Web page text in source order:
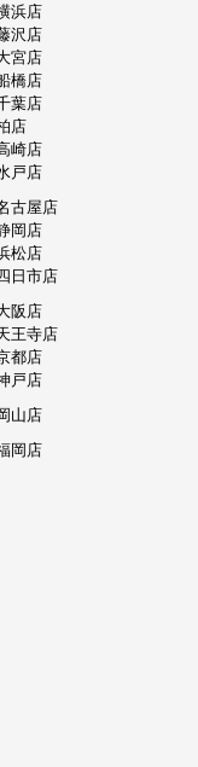
浜店
沢店
宮店
橋店
葉店
店
崎店
戸店
古屋店
岡店
松店
日市店
阪店
王寺店
都店
戸店
山店
岡店